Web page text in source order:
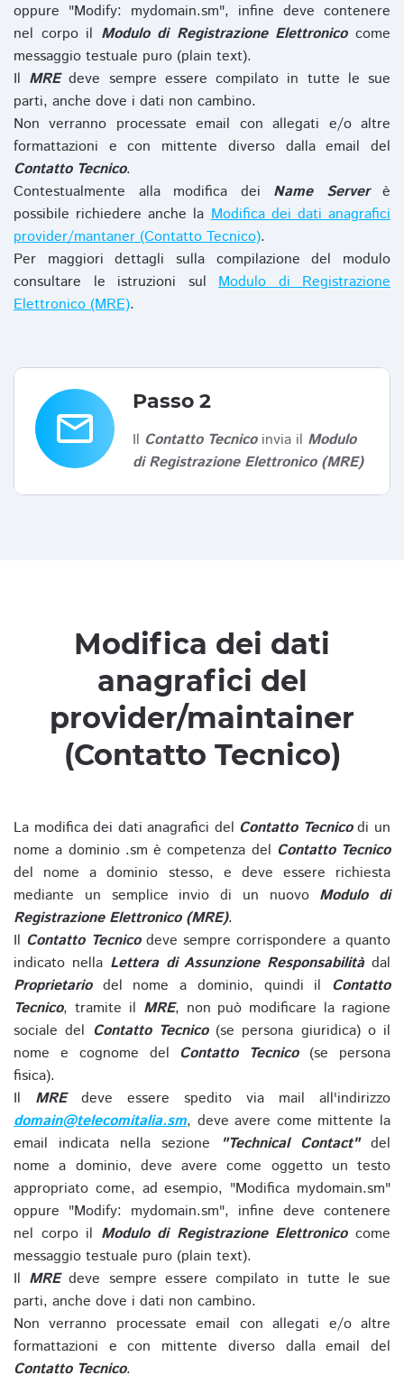
oppure "Modify: mydomain.sm", infine deve contenere
nel corpo il Modulo di Registrazione Elettronicocome
messaggio testuale puro (plain text).
Il MREdeve sempre essere compilato in tutte le sue
parti, anche dove i dati non cambino.
Non verranno processate email con allegati e/o altre
formattazioni e con mittente diverso dalla email del
Contatto Tecnico.
Contestualmente alla modifica dei Name Serverè
possibile richiedere anche laModifica dei dati anagrafici
provider/mantaner (Contatto Tecnico).
Per maggiori dettagli sulla compilazione del modulo
consultare le istruzioni sul Modulo di Registrazione
Elettronico (MRE).
email
Passo 2
Il Contatto Tecnicoinvia il Modulo
di Registrazione Elettronico (MRE)
Modifica dei dati
anagrafici del
provider/maintainer
(Contatto Tecnico)
La modifica dei dati anagrafici del Contatto Tecnicodi un
nome a dominio .sm è competenza del Contatto Tecnico
del nome a dominio stesso, e deve essere richiesta
mediante un semplice invio di un nuovo Modulo di
Registrazione Elettronico (MRE).
Il Contatto Tecnicodeve sempre corrispondere a quanto
indicato nella Lettera di Assunzione Responsabilitàdal
Proprietariodel nome a dominio, quindi il Contatto
Tecnico, tramite il MRE, non può modificare la ragione
sociale del Contatto Tecnico(se persona giuridica) o il
nome e cognome del Contatto Tecnico(se persona
fisica).
Il MREdeve essere spedito via mail all'indirizzo
domain@telecomitalia.sm, deve avere come mittente la
email indicata nella sezione
"Technical Contact"del
nome a dominio, deve avere come oggetto un testo
appropriato come, ad esempio, "Modifica mydomain.sm"
oppure "Modify: mydomain.sm", infine deve contenere
nel corpo il Modulo di Registrazione Elettronicocome
messaggio testuale puro (plain text).
Il MREdeve sempre essere compilato in tutte le sue
parti, anche dove i dati non cambino.
Non verranno processate email con allegati e/o altre
formattazioni e con mittente diverso dalla email del
Contatto Tecnico.